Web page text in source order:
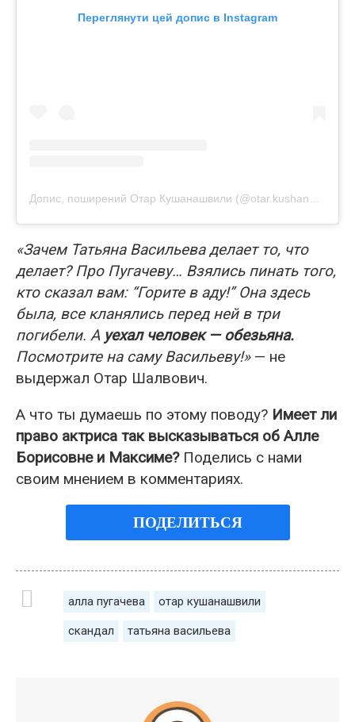
Переглянути цей допис в Instagram
Допис, поширений Отар Кушанашвили (@otar.kushanashvili)
«Зачем Татьяна Васильева делает то, что
делает? Про Пугачеву… Взялись пинать того,
кто сказал вам: “Горите в аду!” Она здесь
была, все кланялись перед ней в три
погибели. А уехал человек — обезьяна.
Посмотрите на саму Васильеву!»— не
выдержал Отар Шалвович.
А что ты думаешь по этому поводу? Имеет ли
право актриса так высказываться об Алле
Борисовне и Максиме?Поделись с нами
своим мнением в комментариях.
ПОДЕЛИТЬСЯ
алла пугачева отар кушанашвили
скандал татьяна васильева